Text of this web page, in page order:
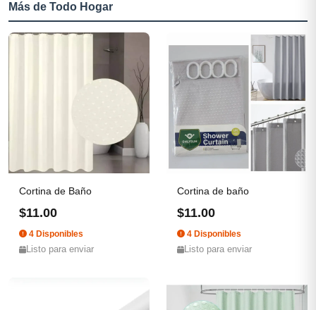
Más de Todo Hogar
Cortina de Baño
$11.00
4 Disponibles
Listo para enviar
Cortina de baño
$11.00
4 Disponibles
Listo para enviar